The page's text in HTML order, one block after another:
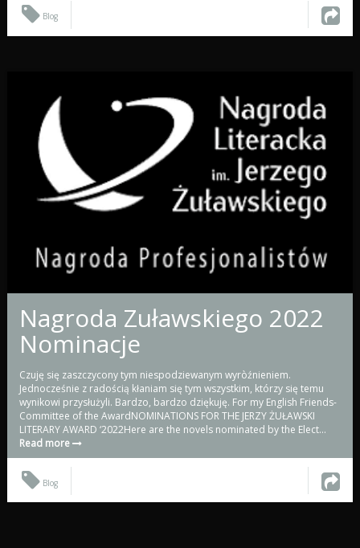
Blog
Nagroda Zuławskiego 2022
Nominacje
Czuję się zaszczycony tym niespodziewanym wyròźnieniem.
Jednocześnie z radością kłaniam się tym wszystkim, którzy się temu
wynikowi przysłużyli. Bardzo, bardzo dziękuję. For my English Friends-
Committee of the AwardNOMINATIONS FOR THE JERZY ŻUŁAWSKI
LITERARY AWARD ‘2022Here are the novels nominated by the Elect...
Read more
Blog